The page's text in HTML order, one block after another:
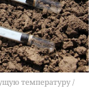
температуру /